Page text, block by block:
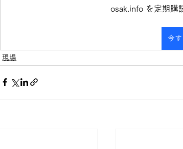
osak.info を定期購
今
現場